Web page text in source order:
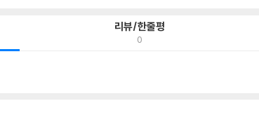
리뷰/한줄평
0